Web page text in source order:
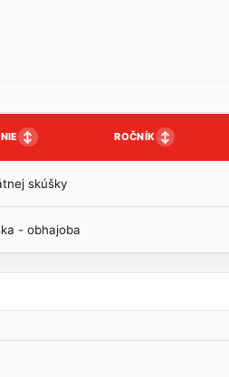
↕ ROČNÍK ↕
skúšky
- obhajoba